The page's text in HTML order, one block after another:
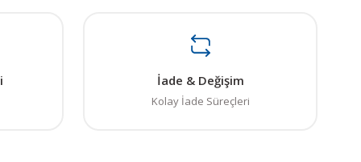
İade & Değişim
Kolay İade Süreçleri